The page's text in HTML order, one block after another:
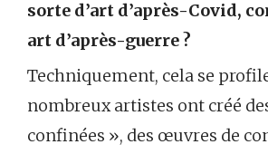
sorte d’art d’après-Covid,
art d’après-guerre ?
Techniquement, cela se
nombreux artistes ont créé
confinées », des œuvres de